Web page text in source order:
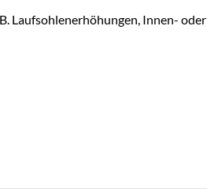
Laufsohlenerhöhungen, Innen- oder